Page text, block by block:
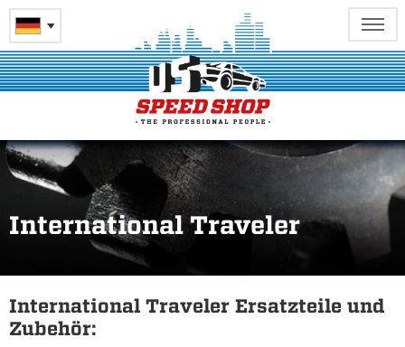
International Traveler
International Traveler Ersatzteile und
Zubehör: